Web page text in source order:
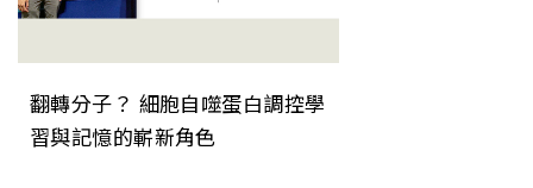
翻轉分子？ 細胞自噬蛋白調控學
習與記憶的嶄新角色